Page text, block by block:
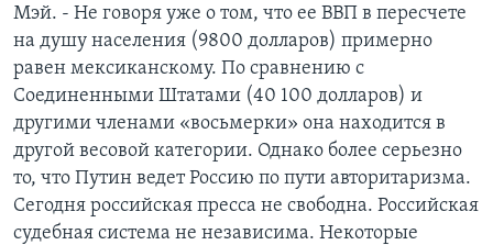
Языки
Мэй. - Не говоря уже о том, что ее ВВП в пересчете
на душу населения (9800 долларов) примерно
равен мексиканскому. По сравнению с
Соединенными Штатами (40 100 долларов) и
другими членами «восьмерки» она находится в
другой весовой категории. Однако более серьезно
то, что Путин ведет Россию по пути авторитаризма.
Сегодня российская пресса не свободна. Российская
судебная система не независима. Некоторые